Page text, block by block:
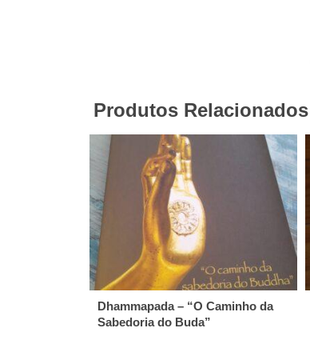
Produtos Relacionados
Dhammapada – “O Caminho da
Sabedoria do Buda”